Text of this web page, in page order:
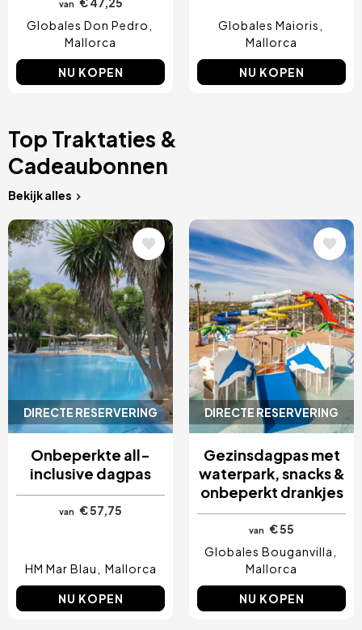
van
Globales Don Pedro
Mallorca
NU KOPEN
Globales Maioris
Mallorca
NU KOPEN
Top Traktaties &
Cadeaubonnen
Bekijk alles
DIRECTE RESERVERING
Afbeelding
Onbeperkte all-
inclusive dagpas
van € 57,75
HM Mar Blau Mallorca
NU KOPEN
DIRECTE RESERVERING
Afbeelding
Gezinsdagpas met
waterpark, snacks &
onbeperkt drankjes
van
€ 55
Globales Bouganvilla
Mallorca
NU KOPEN